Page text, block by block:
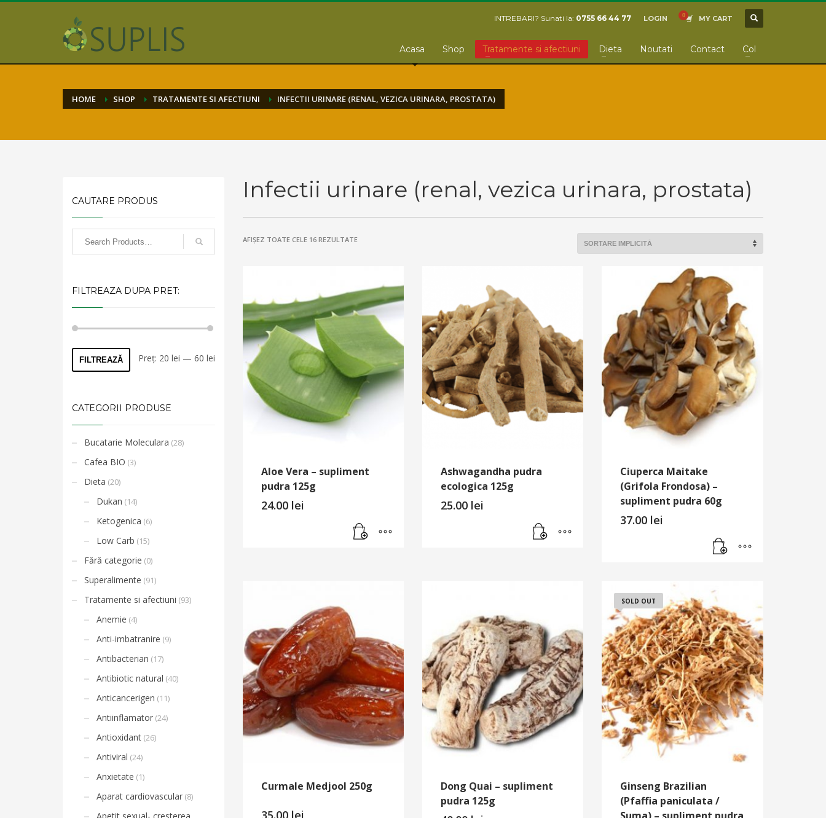
INTREBARI? Sunati la: 0755 66 44 77 LOGIN MY CART
Acasa Shop Tratamente si afectiuni Dieta Noutati Contact Col
HOME SHOP TRATAMENTE SI AFECTIUNI INFECTII URINARE (RENAL, VEZICA URINARA, PROSTATA)
Infectii urinare (renal, vezica urinara, prostata)
AFIȘEZ TOATE CELE 16 REZULTATE
Aloe Vera – supliment
pudra 125g
24.00 lei
Ashwagandha pudra
ecologica 125g
25.00 lei
Ciuperca Maitake
(Grifola Frondosa) –
supliment pudra 60g
37.00 lei
Curmale Medjool 250g
Dong Quai – supliment
pudra 125g
SOLD OUT
Ginseng Brazilian
(Pfaffia paniculata /
CAUTARE PRODUS
FILTREAZA DUPA PRET:
Preț
Preț
FILTREAZĂ Preț: 20 lei — 60 lei
CATEGORII PRODUSE
Bucatarie Moleculara (28)
Cafea BIO (3)
Dieta (20)
Dukan (14)
Ketogenica (6)
Low Carb (15)
Fără categorie (0)
Superalimente (91)
Tratamente si afectiuni (93)
Anemie (4)
Anti-imbatranire (9)
Antibacterian (17)
Antibiotic natural (40)
Anticancerigen (11)
Antiinflamator (24)
Antioxidant (26)
Antiviral (24)
Anxietate (1)
Aparat cardiovascular (8)